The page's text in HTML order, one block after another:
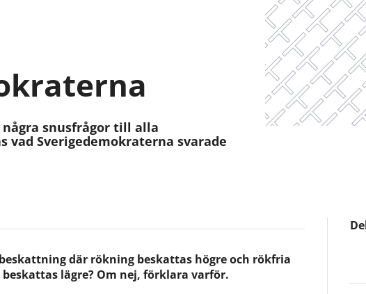
snusfrågor till alla
vad Sverigedemokraterna svarade
där rökning beskattas högre och rökfria
lägre? Om nej, förklara varför.